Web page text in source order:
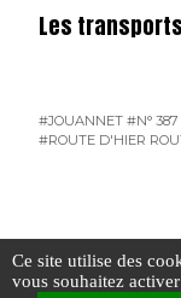
Les
#JOUANNET #N°
#ROUTE D'HIER
Ce site utilise des
vous souhaitez activer